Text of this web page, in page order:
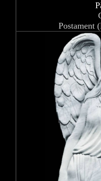
Postament